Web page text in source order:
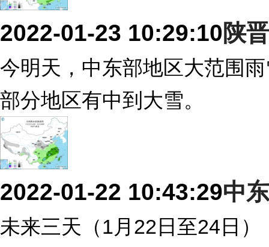
2022-01-23 10:29:10陕
今明天，中东部地区大范围
部分地区有中到大雪。
2022-01-22 10:43:29中
未来三天（1月22日至24日